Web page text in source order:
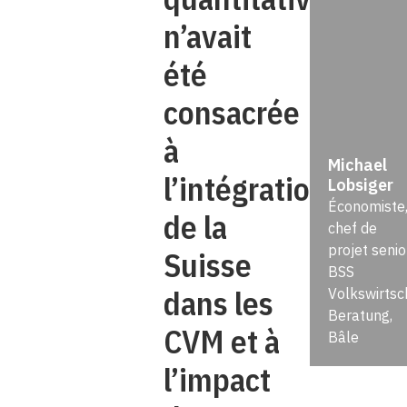
n’avait
été
consacrée
à
l’intégration
de la
Suisse
dans les
CVM et à
l’impact
Michael
Lobsiger
Économiste,
chef de
projet
BSS
Beratung,
Bâle